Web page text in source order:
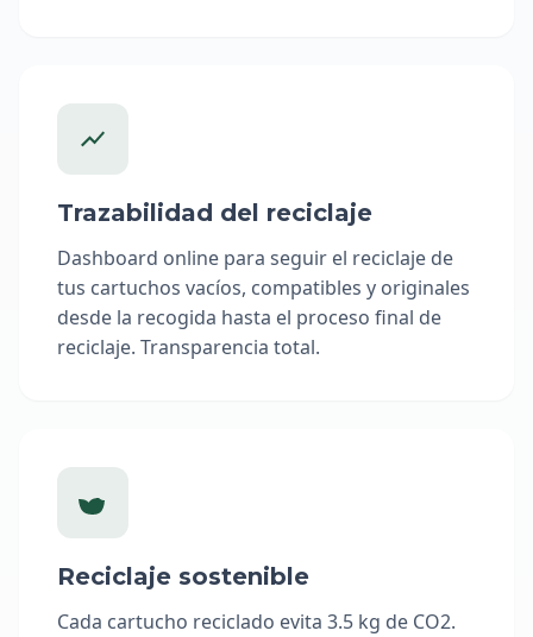
Trazabilidad del reciclaje
Dashboard online para seguir el reciclaje de
tus cartuchos vacíos, compatibles y originales
desde la recogida hasta el proceso final de
reciclaje. Transparencia total.
Reciclaje sostenible
Cada cartucho reciclado evita 3.5 kg de CO2.